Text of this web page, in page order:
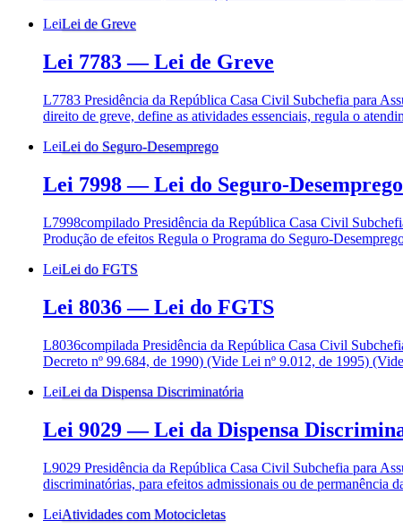
LeiLei de Greve
Lei 7783—Lei de Greve
L7783 Presidência da República Casa Civil Subchefia para
direito de greve, define as atividades essenciais, regula o
LeiLei do Seguro-Desemprego
Lei 7998—Lei do Seguro-Desemprego
L7998compilado Presidência da República Casa Civil
Produção de efeitos Regula o Programa do Seguro-
LeiLei do FGTS
Lei 8036—Lei do FGTS
L8036compilada Presidência da República Casa Civil
Decreto nº 99.684, de 1990) (Vide Lei nº 9.012, de 1995)
LeiLei da Dispensa Discriminatória
Lei 9029—Lei da Dispensa
L9029 Presidência da República Casa Civil Subchefia para
discriminatórias, para efeitos admissionais ou de permanência
LeiAtividades com Motocicletas